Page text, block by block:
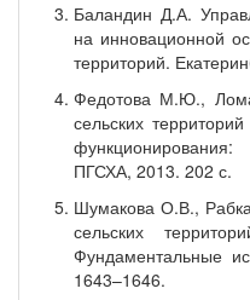
Баландин Д.А.
на инновационной
территорий.
Федотова М.Ю.,
сельских
ПГСХА, 2013. 202 с.
Шумакова О.В.,
сельских
Фундаментальные
1643–1646.